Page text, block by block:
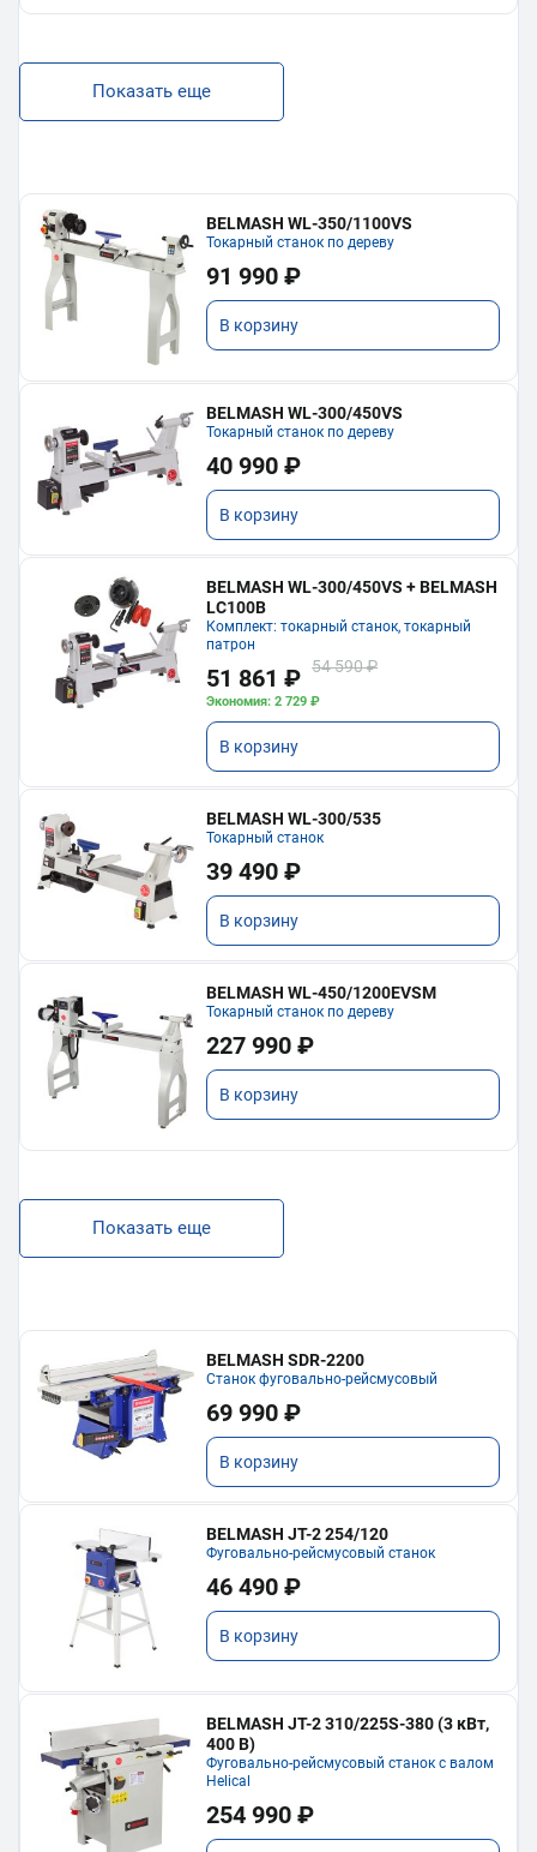
Показать еще
BELMASH WL-350/1100VS
Токарный станок по дереву
91 990 ₽
В корзину
BELMASH WL-300/450VS
Токарный станок по дереву
40 990 ₽
В корзину
BELMASH WL-300/450VS + BELMASH
LC100B
Комплект: токарный станок, токарный
патрон
51 861 ₽ 54 590 ₽
Экономия: 2 729 ₽
В корзину
BELMASH WL-300/535
Токарный станок
39 490 ₽
В корзину
BELMASH WL-450/1200EVSM
Токарный станок по дереву
227 990 ₽
В корзину
Показать еще
BELMASH SDR-2200
Станок фуговально-рейсмусовый
69 990 ₽
В корзину
BELMASH JT-2 254/120
Фуговально-рейсмусовый станок
46 490 ₽
В корзину
BELMASH JT-2 310/225S-380 (3 кВт,
400 В)
Фуговально-рейсмусовый станок с валом
Helical
254 990 ₽